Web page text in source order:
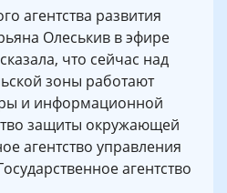
агентства развития
Олеськив в эфире
что сейчас над
зоны работают
и информационной
защиты окружающей
агентство управления
агентство